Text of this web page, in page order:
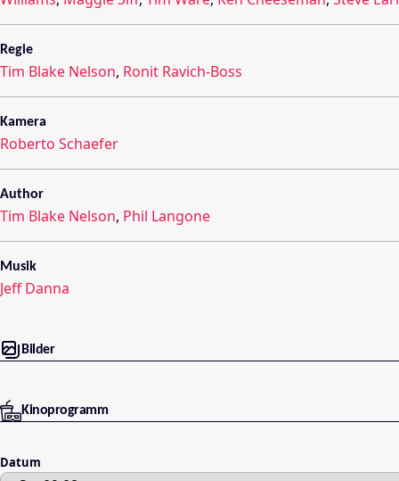
Regie
Tim Blake Nelson, Ronit Ravich-Boss
Kamera
Roberto Schaefer
Author
Tim Blake Nelson, Phil Langone
Musik
Jeff Danna
Bilder
Kinoprogramm
Datum